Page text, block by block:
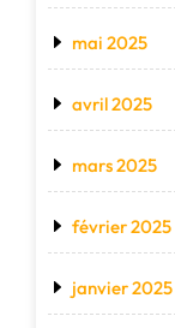
mai 2025
avril 2025
mars 2025
février 2025
janvier 2025